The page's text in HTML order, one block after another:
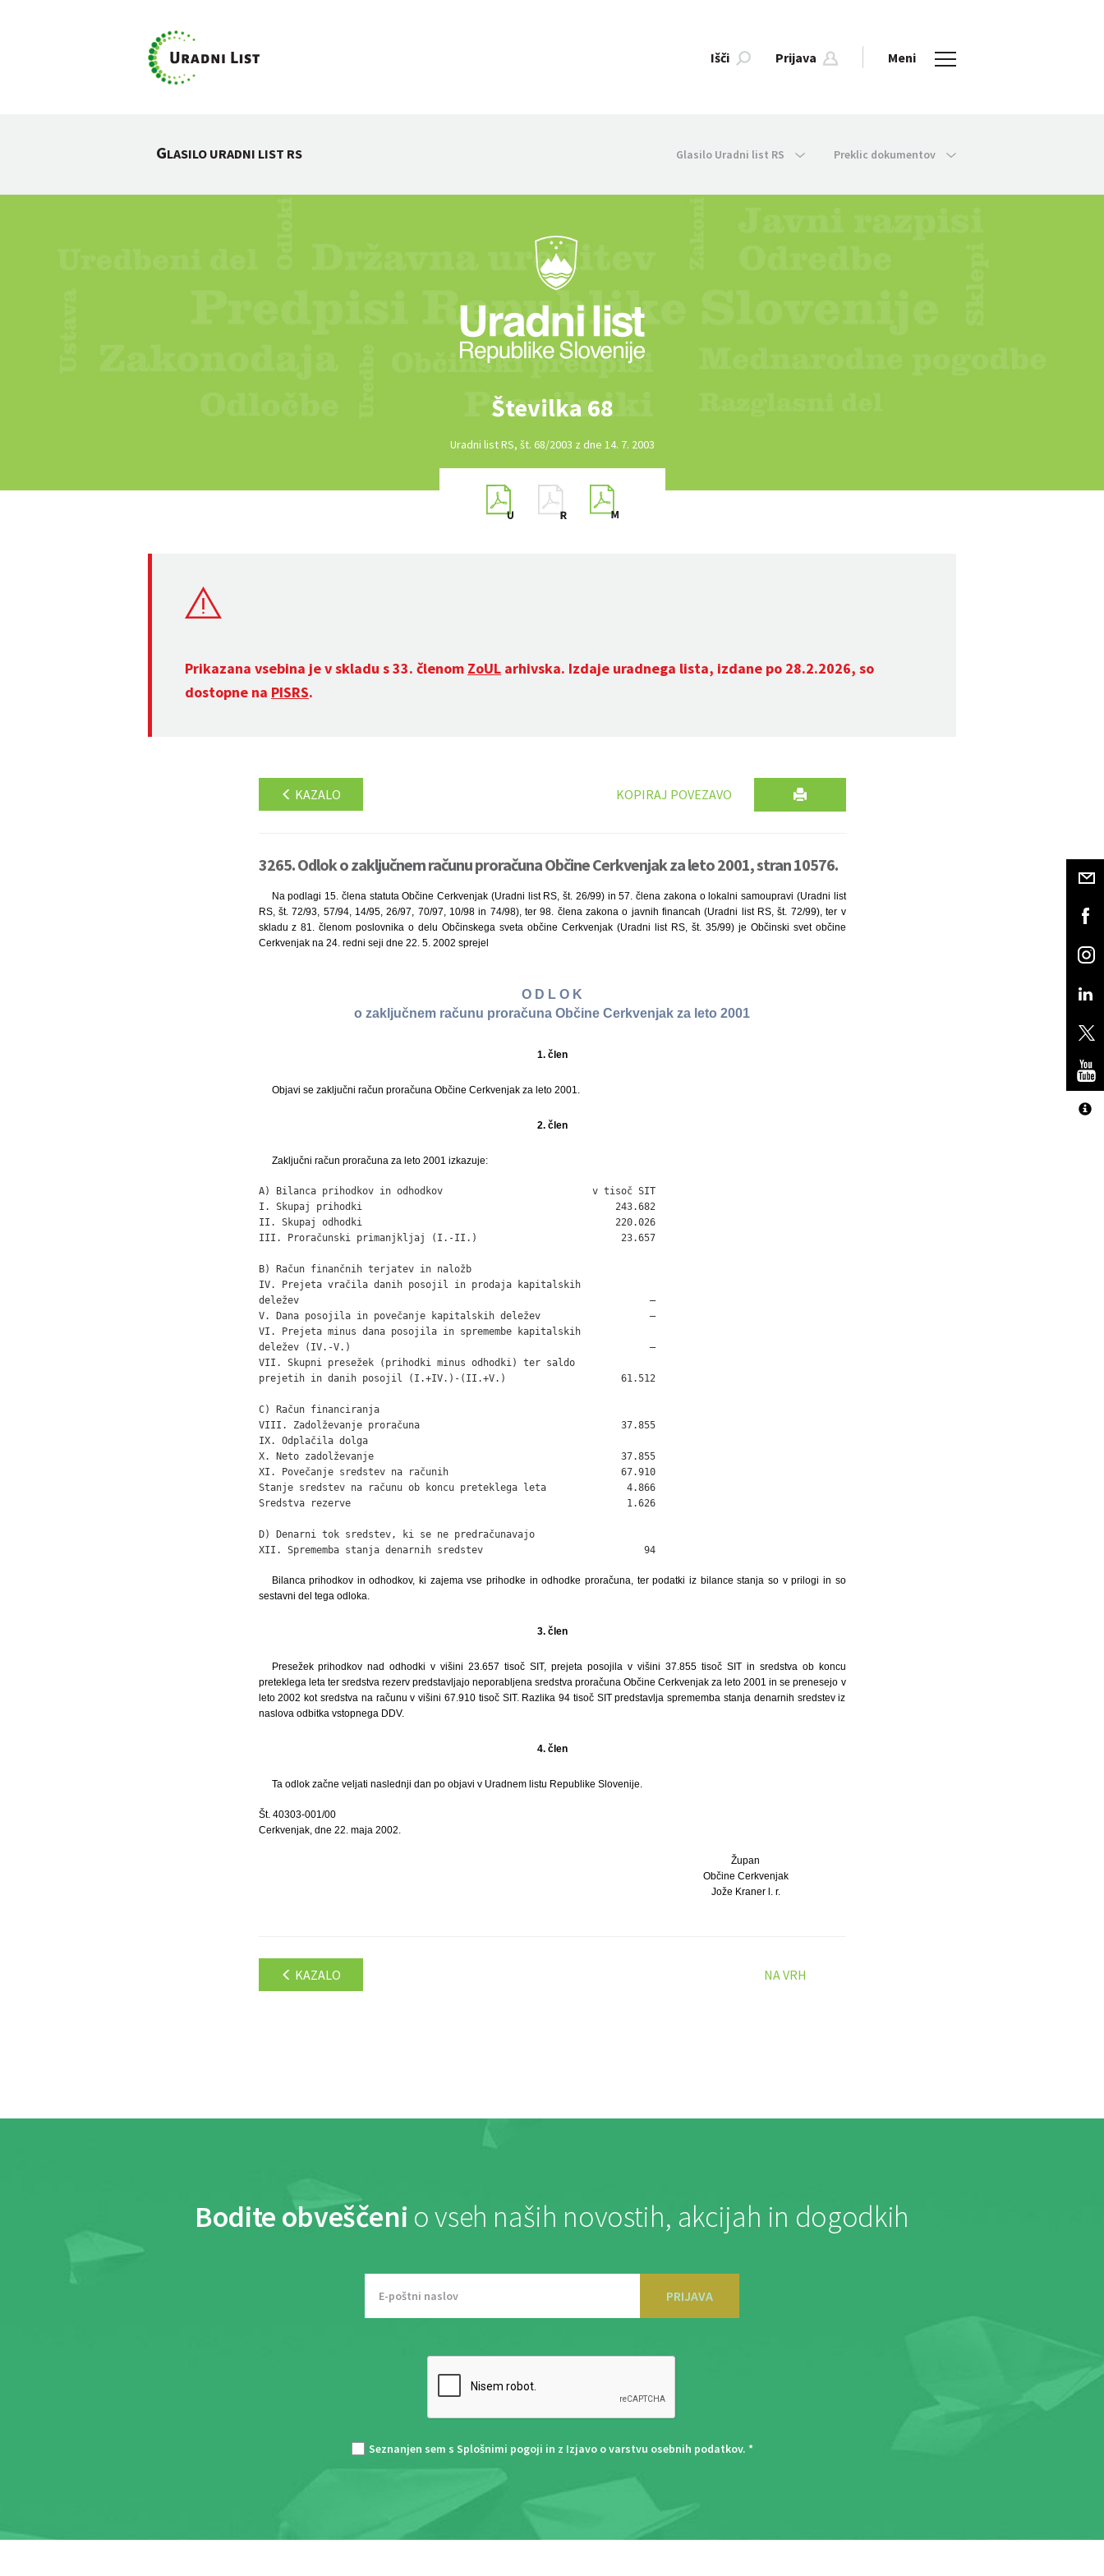
Išči Prijava Meni
GLASILO URADNI LIST RS Glasilo Uradni list RS Preklic dokumentov
Številka 68
Uradni list RS, št. 68/2003 z dne 14. 7. 2003
Prikazana vsebina je v skladu s 33. členom ZoUL arhivska. Izdaje uradnega lista, izdane po 28.2.2026, so
dostopne na PISRS.
KAZALO KOPIRAJ POVEZAVO
3265. Odlok o zaključnem računu proračuna Občine Cerkvenjak za leto 2001, stran 10576.
Na podlagi 15. člena statuta Občine Cerkvenjak (Uradni list RS, št. 26/99) in 57. člena zakona o lokalni samoupravi (Uradni list
RS, št. 72/93, 57/94, 14/95, 26/97, 70/97, 10/98 in 74/98), ter 98. člena zakona o javnih financah (Uradni list RS, št. 72/99), ter v
skladu z 81. členom poslovnika o delu Občinskega sveta občine Cerkvenjak (Uradni list RS, št. 35/99) je Občinski svet občine
Cerkvenjak na 24. redni seji dne 22. 5. 2002 sprejel
O D L O K
o zaključnem računu proračuna Občine Cerkvenjak za leto 2001
1. člen
Objavi se zaključni račun proračuna Občine Cerkvenjak za leto 2001.
2. člen
Zaključni račun proračuna za leto 2001 izkazuje:
A) Bilanca prihodkov in odhodkov                          v tisoč SIT
I. Skupaj prihodki                                            243.682
II. Skupaj odhodki                                            220.026
III. Proračunski primanjkljaj (I.-II.)                         23.657
B) Račun finančnih terjatev in naložb
IV. Prejeta vračila danih posojil in prodaja kapitalskih
deležev                                                             –
V. Dana posojila in povečanje kapitalskih deležev                   –
VI. Prejeta minus dana posojila in spremembe kapitalskih
deležev (IV.-V.)                                                    –
VII. Skupni presežek (prihodki minus odhodki) ter saldo
prejetih in danih posojil (I.+IV.)-(II.+V.)                    61.512
C) Račun financiranja
VIII. Zadolževanje proračuna                                   37.855
IX. Odplačila dolga
X. Neto zadolževanje                                           37.855
XI. Povečanje sredstev na računih                              67.910
Stanje sredstev na računu ob koncu preteklega leta              4.866
Sredstva rezerve                                                1.626
D) Denarni tok sredstev, ki se ne predračunavajo
XII. Sprememba stanja denarnih sredstev                            94
Bilanca prihodkov in odhodkov, ki zajema vse prihodke in odhodke proračuna, ter podatki iz bilance stanja so v prilogi in so
sestavni del tega odloka.
3. člen
Presežek prihodkov nad odhodki v višini 23.657 tisoč SIT, prejeta posojila v višini 37.855 tisoč SIT in sredstva ob koncu
preteklega leta ter sredstva rezerv predstavljajo neporabljena sredstva proračuna Občine Cerkvenjak za leto 2001 in se prenesejo v
leto 2002 kot sredstva na računu v višini 67.910 tisoč SIT. Razlika 94 tisoč SIT predstavlja sprememba stanja denarnih sredstev iz
naslova odbitka vstopnega DDV.
4. člen
Ta odlok začne veljati naslednji dan po objavi v Uradnem listu Republike Slovenije.
Št. 40303-001/00
Cerkvenjak, dne 22. maja 2002.
Župan
Občine Cerkvenjak
Jože Kraner l. r.
KAZALO NA VRH
Bodite obveščeni o vseh naših novostih, akcijah in dogodkih
PRIJAVA
Seznanjen sem s Splošnimi pogoji in z Izjavo o varstvu osebnih podatkov. *